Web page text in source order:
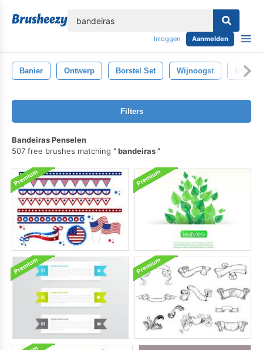
Inloggen Aanmelden
Banier Ontwerp Borstel Set Wijnoogst Etiket
Filters
Bandeiras Penselen
507 free brushes matching
bandeiras